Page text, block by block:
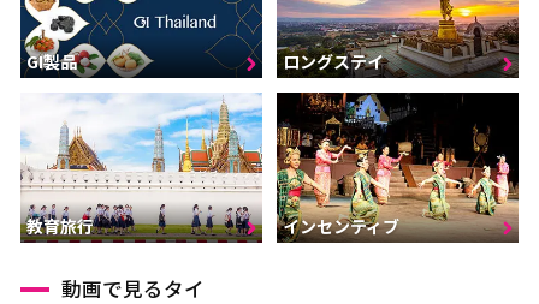
GI製品 ロングステイ
教育旅行 インセンティブ
動画で見るタイ